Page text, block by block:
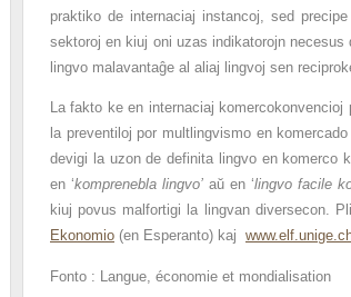
praktiko de internaciaj instancoj, sed
sektoroj en kiuj oni uzas indikatorojn
lingvo malavantaĝe al aliaj lingvoj sen
La fakto ke en internaciaj
la preventiloj por multlingvismo en
devigi la uzon de definita lingvo en komerco
en ‘komprenebla lingvo’ aŭ en ‘lingvo facile
kiuj povus malfortigi la lingvan diversecon.
Ekonomio (en Esperanto) kaj
Fonto : Langue, économie et mondialisation